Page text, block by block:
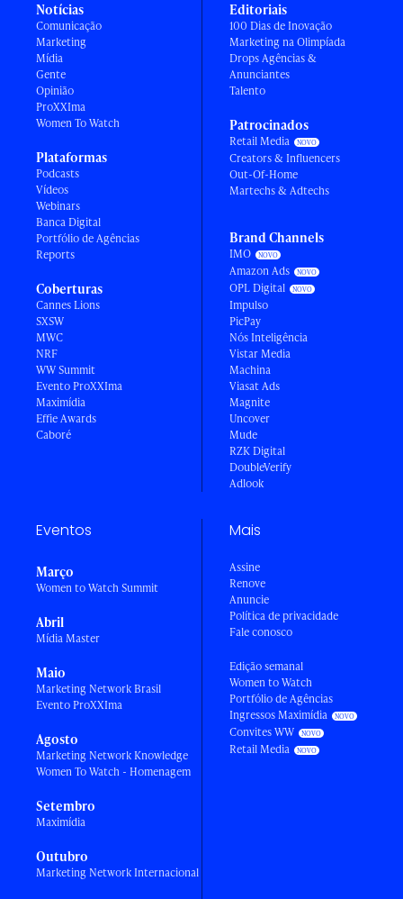
Notícias
Comunicação
Marketing
Mídia
Gente
Opinião
ProXXIma
Women To Watch
Plataformas
Podcasts
Vídeos
Webinars
Banca Digital
Portfólio de Agências
Reports
Coberturas
Cannes Lions
SXSW
MWC
NRF
WW Summit
Evento ProXXIma
Maximídia
Effie Awards
Caboré
Editoriais
100 Dias de Inovação
Marketing na Olimpíada
Drops Agências &
Anunciantes
Talento
Patrocinados
Retail Media
Creators & Influencers
Out-Of-Home
Martechs & Adtechs
Brand Channels
IMO
Amazon Ads
OPL Digital
Impulso
PicPay
Nós Inteligência
Vistar Media
Machina
Viasat Ads
Magnite
Uncover
Mude
RZK Digital
DoubleVerify
Adlook
Eventos
Março
Women to Watch Summit
Abril
Mídia Master
Maio
Marketing Network Brasil
Evento ProXXIma
Agosto
Marketing Network Knowledge
Women To Watch - Homenagem
Setembro
Maximídia
Outubro
Marketing Network Internacional
Mais
Assine
Renove
Anuncie
Política de privacidade
Fale conosco
Edição semanal
Women to Watch
Portfólio de Agências
Ingressos Maximídia
Convites WW
Retail Media